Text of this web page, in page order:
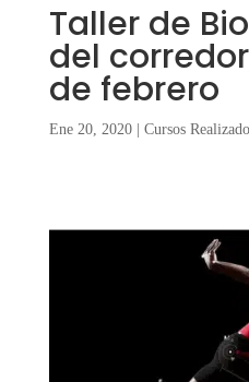
Taller de
del
de febrero
Ene 20, 2020| Cursos